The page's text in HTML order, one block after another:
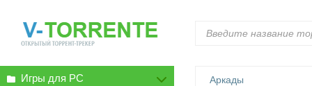
Аркады
Игры для PC